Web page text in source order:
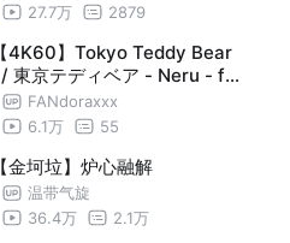
27.7万
2879
【4K60】Tokyo Teddy Bear
/ 東京テディベア - Neru - fe
at. Kagamine Rin
FANdoraxxx
6.1万
55
【金坷垃】炉心融解
温带气旋
36.4万
2.1万